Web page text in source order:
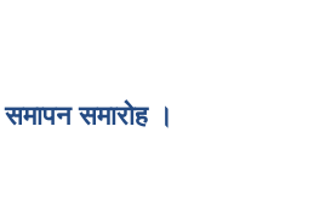
समारोह ।